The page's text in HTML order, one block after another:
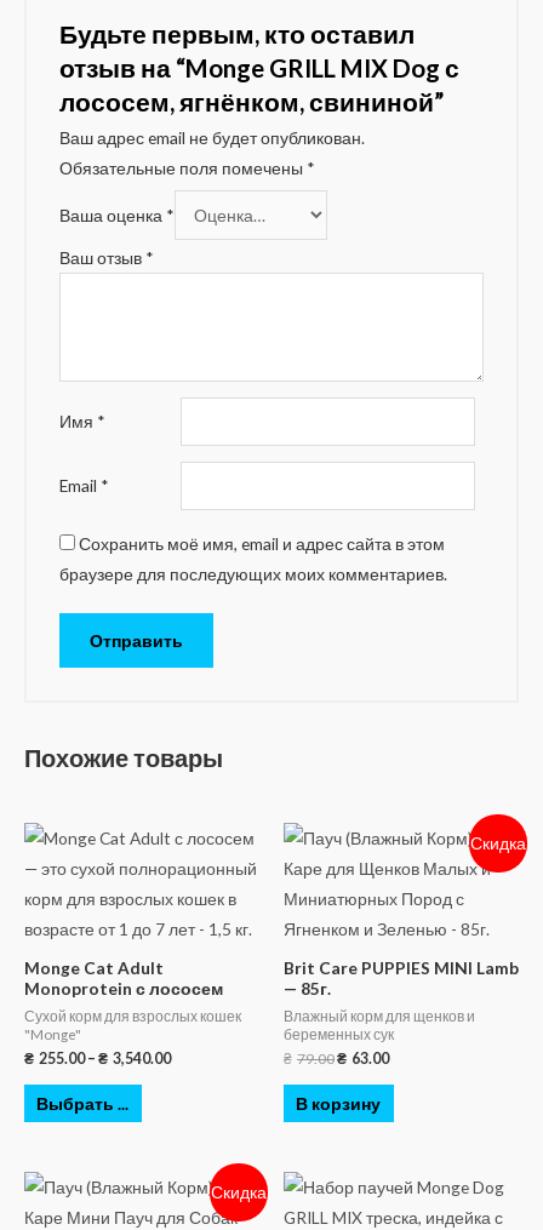
Будьте первым, кто оставил
отзыв на “Monge GRILL MIX Dog с
лососем, ягнёнком, свининой”
Ваш адрес email не будет опубликован.
Обязательные поля помечены *
Ваша оценка *
Ваш отзыв *
Имя *
Email *
Сохранить моё имя, email и адрес сайта в этом
браузере для последующих моих комментариев.
Похожие товары
Monge Cat Adult
Monoprotein с лососем
Сухой корм для взрослых кошек
"Monge"
₴ 255.00– ₴ 3,540.00
Выбрать ...
Скидка
Brit Care PUPPIES MINI Lamb
— 85г.
Влажный корм для щенков и
беременных сук
₴ 79.00₴ 63.00
В корзину
Скидка